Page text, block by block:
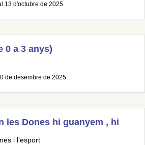
13 d'octubre de 2025
0 a 3 anys)
de desembre de 2025
les Dones hi guanyem , hi
i l’esport